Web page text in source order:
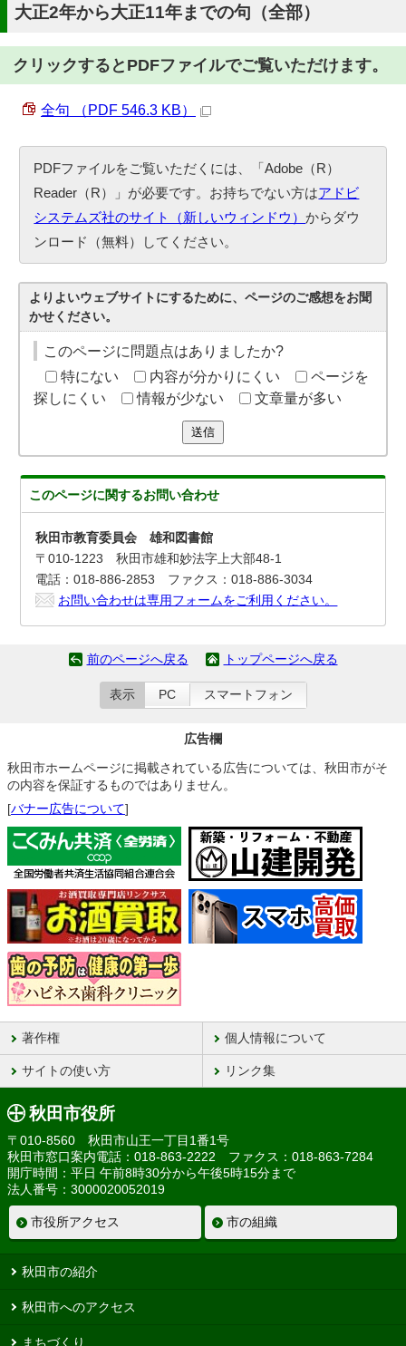
大正2年から大正11年までの句（全部）
クリックするとPDFファイルでご覧いただけます。
全句 （PDF 546.3 KB）
PDFファイルをご覧いただくには、「Adobe（R）
Reader（R）」が必要です。お持ちでない方はアドビ
システムズ社のサイト（新しいウィンドウ）からダウ
ンロード（無料）してください。
よりよいウェブサイトにするために、ページのご感想をお聞
かせください。
このページに問題点はありましたか?
特にない
内容が分かりにくい
ページを
探しにくい
情報が少ない 文章量が多い
送信
このページに関するお問い合わせ
秋田市教育委員会 雄和図書館
〒010-1223 秋田市雄和妙法字上大部48-1
電話：018-886-2853 ファクス：018-886-3034
お問い合わせは専用フォームをご利用ください。
前のページへ戻る トップページへ戻る
表示 PC スマートフォン
広告欄
秋田市ホームページに掲載されている広告については、秋田市がそ
の内容を保証するものではありません。
[バナー広告について]
著作権 個人情報について
サイトの使い方 リンク集
秋田市役所
〒010-8560 秋田市山王一丁目1番1号
秋田市窓口案内電話：018-863-2222 ファクス：018-863-7284
開庁時間：平日 午前8時30分から午後5時15分まで
法人番号：3000020052019
市役所アクセス 市の組織
秋田市の紹介
秋田市へのアクセス
まちづくり